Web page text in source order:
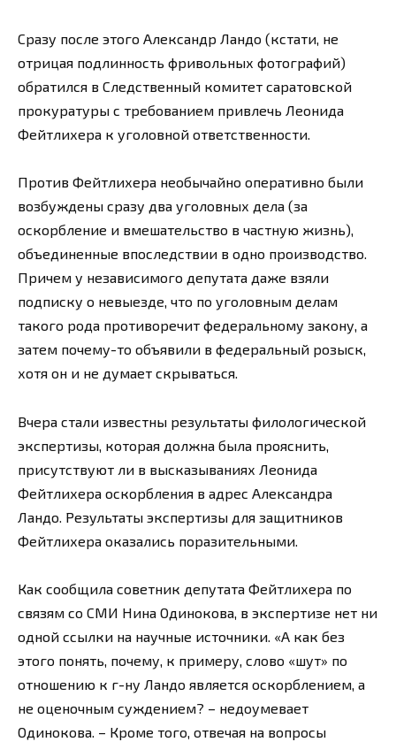
Сразу после этого Александр Ландо (кстати, не
отрицая подлинность фривольных фотографий)
обратился в Следственный комитет саратовской
прокуратуры с требованием привлечь Леонида
Фейтлихера к уголовной ответственности.
Против Фейтлихера необычайно оперативно были
возбуждены сразу два уголовных дела (за
оскорбление и вмешательство в частную жизнь),
объединенные впоследствии в одно производство.
Причем у независимого депутата даже взяли
подписку о невыезде, что по уголовным делам
такого рода противоречит федеральному закону, а
затем почему-то объявили в федеральный розыск,
хотя он и не думает скрываться.
Вчера стали известны результаты филологической
экспертизы, которая должна была прояснить,
присутствуют ли в высказываниях Леонида
Фейтлихера оскорбления в адрес Александра
Ландо. Результаты экспертизы для защитников
Фейтлихера оказались поразительными.
Как сообщила советник депутата Фейтлихера по
связям со СМИ Нина Одинокова, в экспертизе нет ни
одной ссылки на научные источники. «А как без
этого понять, почему, к примеру, слово «шут» по
отношению к г-ну Ландо является оскорблением, а
не оценочным суждением? – недоумевает
Одинокова. – Кроме того, отвечая на вопросы